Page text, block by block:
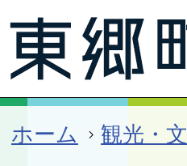
ホーム 観光・